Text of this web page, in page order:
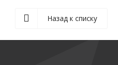
Назад к списку